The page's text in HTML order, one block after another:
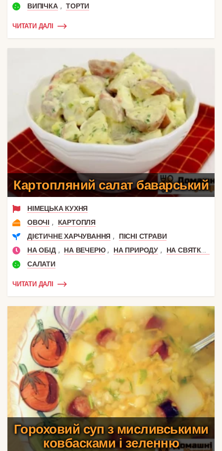
ВИПІЧКА , ТОРТИ
ЧИТАТИ ДАЛІ
Картопляний салат баварський
НІМЕЦЬКА КУХНЯ
ОВОЧІ ,
КАРТОПЛЯ
ДІЄТИЧНЕ ХАРЧУВАННЯ ,
ПІСНІ СТРАВИ
НА ОБІД , НА ВЕЧЕРЮ , НА ПРИРОДУ ,
НА СВЯТКОВИЙ СТІЛ
САЛАТИ
ЧИТАТИ ДАЛІ
Гороховий суп з мисливськими
ковбасками і зеленню